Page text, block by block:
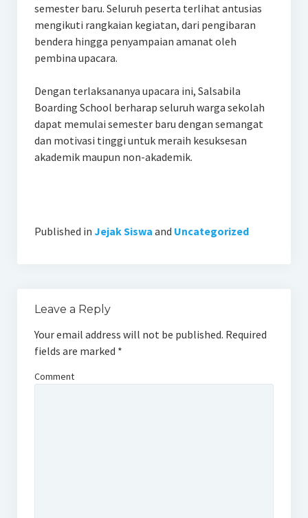
semester baru. Seluruh peserta terlihat antusias
mengikuti rangkaian kegiatan, dari pengibaran
bendera hingga penyampaian amanat oleh
pembina upacara.
Dengan terlaksananya upacara ini, Salsabila
Boarding School berharap seluruh warga sekolah
dapat memulai semester baru dengan semangat
dan motivasi tinggi untuk meraih kesuksesan
akademik maupun non-akademik.
Published in Jejak Siswa and Uncategorized
Leave a Reply
Your email address will not be published. Required
fields are marked *
Comment